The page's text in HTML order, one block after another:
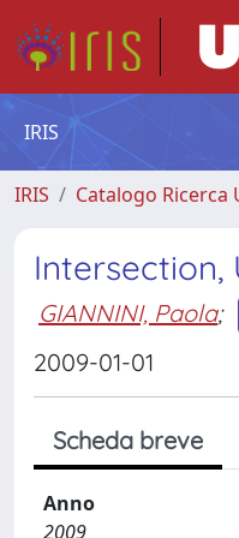
IRIS
IRIS Catalogo Ricerca
Intersection,
GIANNINI, Paola;
2009-01-01
Scheda breve
Anno
2009